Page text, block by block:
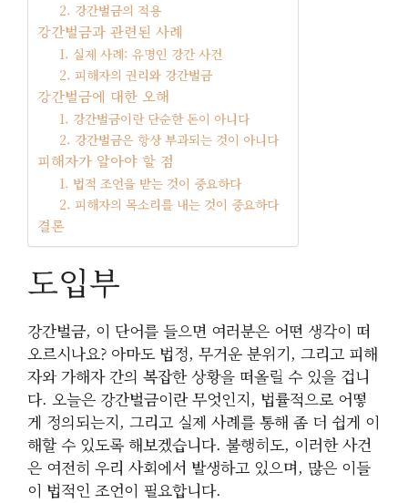
2. 강간벌금의 적용
강간벌금과 관련된 사례
1. 실제 사례: 유명인 강간 사건
2. 피해자의 권리와 강간벌금
강간벌금에 대한 오해
1. 강간벌금이란 단순한 돈이 아니다
2. 강간벌금은 항상 부과되는 것이 아니다
피해자가 알아야 할 점
1. 법적 조언을 받는 것이 중요하다
2. 피해자의 목소리를 내는 것이 중요하다
결론
도입부
강간벌금, 이 단어를 들으면 여러분은 어떤 생각이 떠
오르시나요? 아마도 법정, 무거운 분위기, 그리고 피해
자와 가해자 간의 복잡한 상황을 떠올릴 수 있을 겁니
다. 오늘은 강간벌금이란 무엇인지, 법률적으로 어떻
게 정의되는지, 그리고 실제 사례를 통해 좀 더 쉽게 이
해할 수 있도록 해보겠습니다. 불행히도, 이러한 사건
은 여전히 우리 사회에서 발생하고 있으며, 많은 이들
이 법적인 조언이 필요합니다.